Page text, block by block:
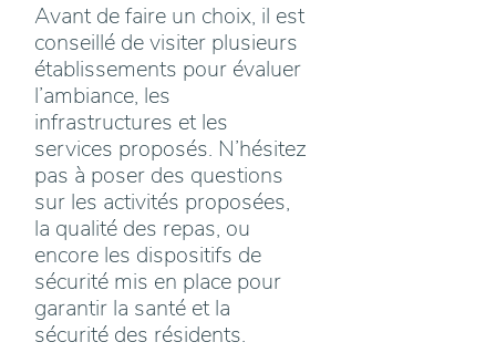
Avant de faire un choix, il est
conseillé de visiter plusieurs
établissements pour évaluer
l’ambiance, les
infrastructures et les
services proposés. N’hésitez
pas à poser des questions
sur les activités proposées,
la qualité des repas, ou
encore les dispositifs de
sécurité mis en place pour
garantir la santé et la
sécurité des résidents.